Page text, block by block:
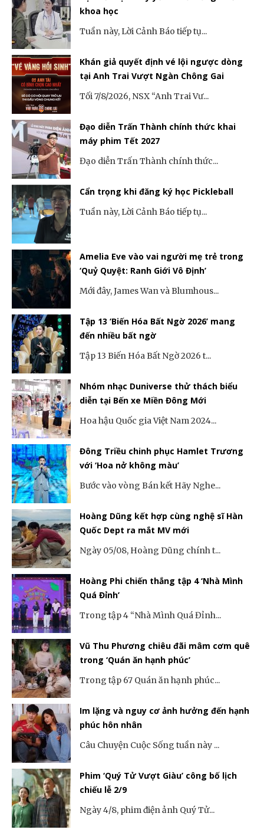
khoa học
Tuần này, Lời Cảnh Báo tiếp tụ...
Khán giả quyết định vé lội ngược dòng
tại Anh Trai Vượt Ngàn Chông Gai
Tối 7/8/2026, NSX “Anh Trai Vư...
Đạo diễn Trấn Thành chính thức khai
máy phim Tết 2027
Đạo diễn Trấn Thành chính thức...
Cẩn trọng khi đăng ký học Pickleball
Tuần này, Lời Cảnh Báo tiếp tụ...
Amelia Eve vào vai người mẹ trẻ trong
‘Quỷ Quyệt: Ranh Giới Vô Định’
Mới đây, James Wan và Blumhous...
Tập 13 ‘Biến Hóa Bất Ngờ 2026’ mang
đến nhiều bất ngờ
Tập 13 Biến Hóa Bất Ngờ 2026 t...
Nhóm nhạc Duniverse thử thách biểu
diễn tại Bến xe Miền Đông Mới
Hoa hậu Quốc gia Việt Nam 2024...
Đông Triều chinh phục Hamlet Trương
với ‘Hoa nở không màu’
Bước vào vòng Bán kết Hãy Nghe...
Hoàng Dũng kết hợp cùng nghệ sĩ Hàn
Quốc Dept ra mắt MV mới
Ngày 05/08, Hoàng Dũng chính t...
Hoàng Phi chiến thắng tập 4 ‘Nhà Mình
Quá Đỉnh’
Trong tập 4 “Nhà Mình Quá Đỉnh...
Vũ Thu Phương chiêu đãi mâm cơm quê
trong ‘Quán ăn hạnh phúc’
Trong tập 67 Quán ăn hạnh phúc...
Im lặng và nguy cơ ảnh hưởng đến hạnh
phúc hôn nhân
Câu Chuyện Cuộc Sống tuần này ...
Phim ‘Quý Tử Vượt Giàu’ công bố lịch
chiếu lễ 2/9
Ngày 4/8, phim điện ảnh Quý Tử...